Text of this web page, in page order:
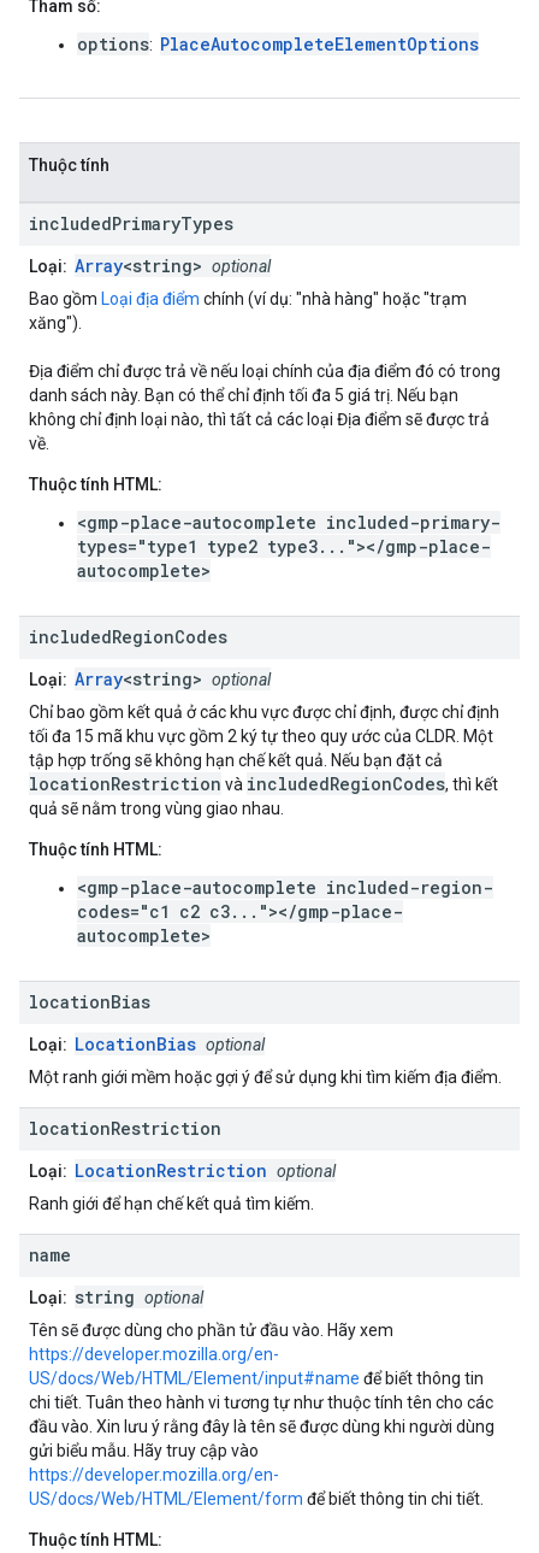
Tham số:
options: PlaceAutocompleteElementOptions
Thuộc tính
includedPrimaryTypes
Loại: Array<string> optional
Bao gồm Loại địa điểm chính (ví dụ: "nhà hàng" hoặc "trạm
xăng").
Địa điểm chỉ được trả về nếu loại chính của địa điểm đó có trong
danh sách này. Bạn có thể chỉ định tối đa 5 giá trị. Nếu bạn
không chỉ định loại nào, thì tất cả các loại Địa điểm sẽ được trả
về.
Thuộc tính HTML:
<gmp-place-autocomplete included-primary-
types="type1 type2 type3..."></gmp-place-
autocomplete>
includedRegionCodes
Loại: Array<string> optional
Chỉ bao gồm kết quả ở các khu vực được chỉ định, được chỉ định
tối đa 15 mã khu vực gồm 2 ký tự theo quy ước của CLDR. Một
tập hợp trống sẽ không hạn chế kết quả. Nếu bạn đặt cả
locationRestriction và includedRegionCodes, thì kết
quả sẽ nằm trong vùng giao nhau.
Thuộc tính HTML:
<gmp-place-autocomplete included-region-
codes="c1 c2 c3..."></gmp-place-
autocomplete>
locationBias
Loại: LocationBias optional
Một ranh giới mềm hoặc gợi ý để sử dụng khi tìm kiếm địa điểm.
locationRestriction
Loại: LocationRestriction optional
Ranh giới để hạn chế kết quả tìm kiếm.
name
Loại: string optional
Tên sẽ được dùng cho phần tử đầu vào. Hãy xem
https://developer.mozilla.org/en-
US/docs/Web/HTML/Element/input#name để biết thông tin
chi tiết. Tuân theo hành vi tương tự như thuộc tính tên cho các
đầu vào. Xin lưu ý rằng đây là tên sẽ được dùng khi người dùng
gửi biểu mẫu. Hãy truy cập vào
https://developer.mozilla.org/en-
US/docs/Web/HTML/Element/form để biết thông tin chi tiết.
Thuộc tính HTML: